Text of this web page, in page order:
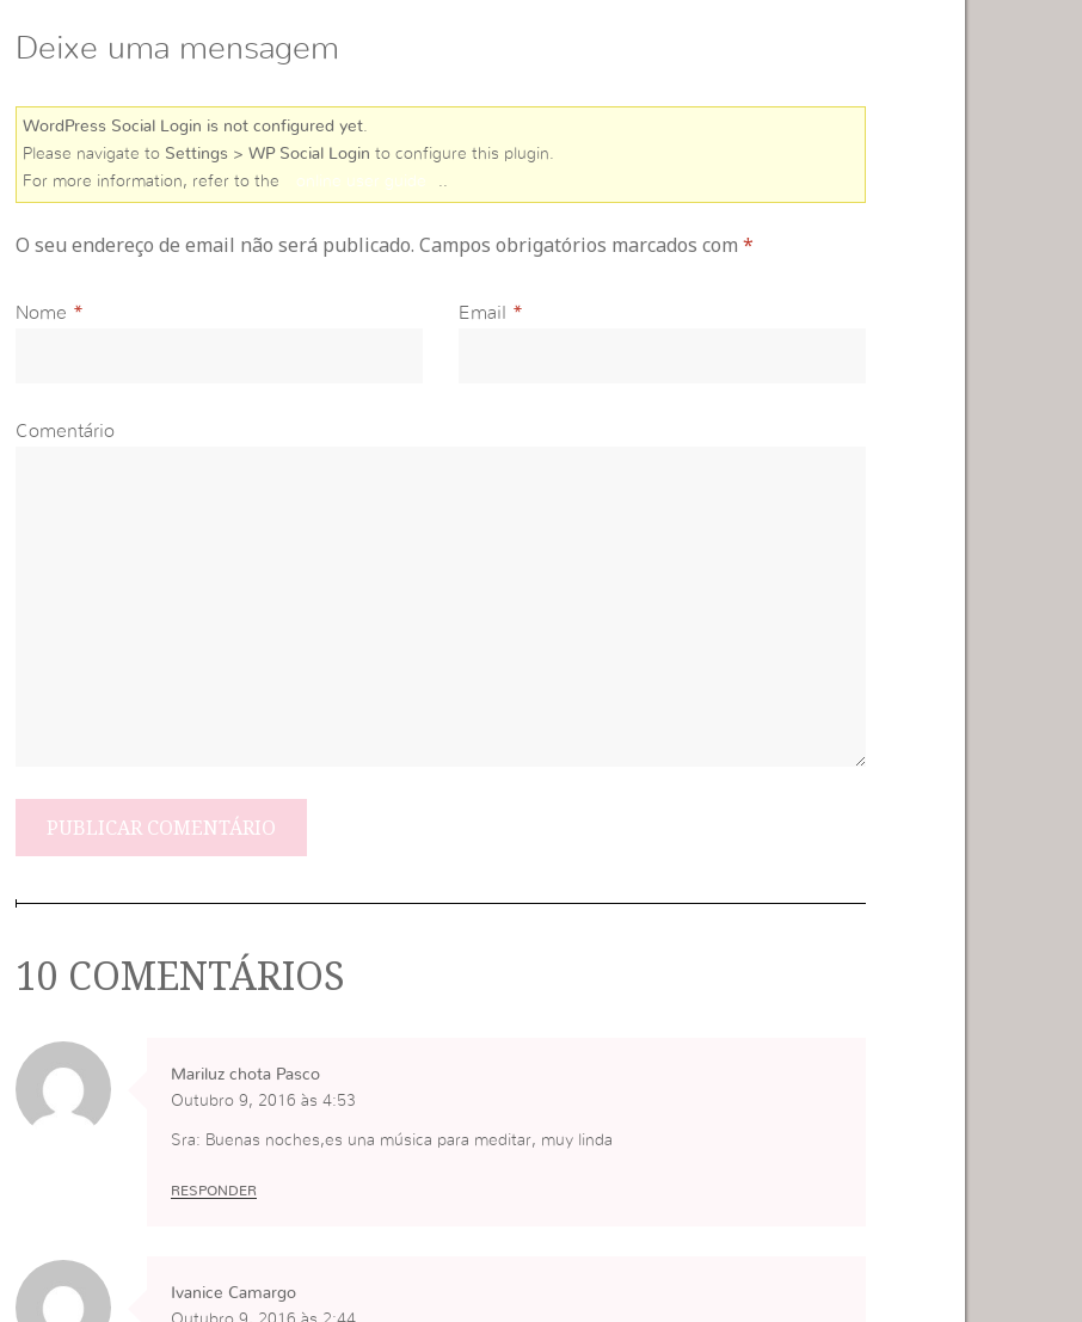
Deixe uma mensagem
WordPress Social Login is not configured yet.
Please navigate to Settings > WP Social Login to configure this plugin.
For more information, refer to the
online user guide
O seu endereço de email não será publicado. Campos obrigatórios marcados com *
Nome * Email *
Comentário
10 COMENTÁRIOS
Mariluz chota Pasco
Outubro 9, 2016 às 4:53
Sra: Buenas noches,es una música para meditar, muy linda
RESPONDER
Ivanice Camargo